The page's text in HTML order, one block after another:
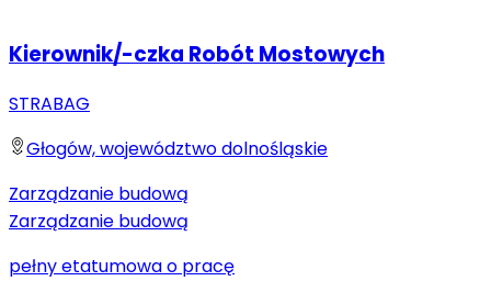
Kierownik/-czka Robót Mostowych
STRABAG
Głogów, województwo dolnośląskie
Zarządzanie budową
Zarządzanie budową
pełny etatumowa o pracę